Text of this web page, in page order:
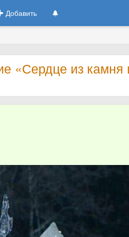
Добавить
«Сердце из камня